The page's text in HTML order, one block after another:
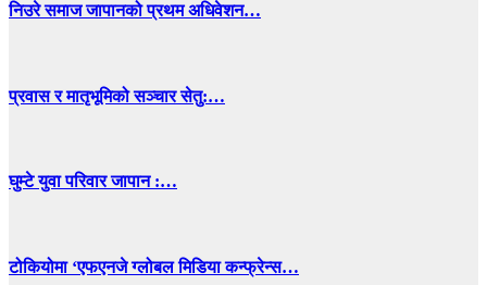
निउरे समाज जापानको प्रथम अधिवेशन…
प्रवास र मातृभूमिको सञ्चार सेतु:…
घुम्टे युवा परिवार जापान :…
टोकियोमा ‘एफएनजे ग्लोबल मिडिया कन्फ्रेन्स…